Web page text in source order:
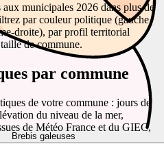
Brebis galeuses
municipales 2026 dans plus de
par couleur politique (gauche,
droite), par profil territorial
de commune.
par commune
de votre commune : jours de
du niveau de la mer,
de Météo France et du GIEC,